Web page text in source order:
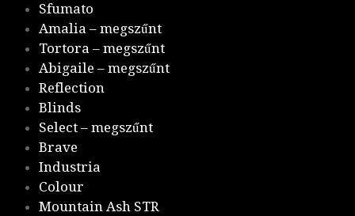
Sfumato
Amalia – megszűnt
Tortora – megszűnt
Abigaile – megszűnt
Reflection
Blinds
Select – megszűnt
Brave
Industria
Colour
Mountain Ash STR